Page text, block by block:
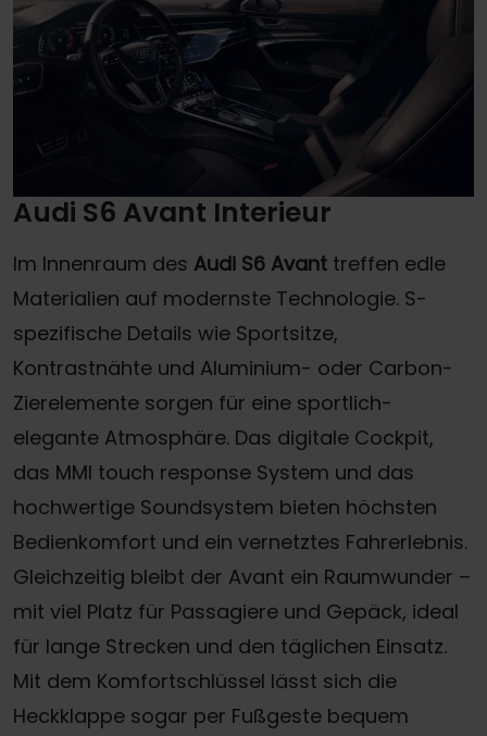
Audi S6 Avant Interieur
Im Innenraum des Audi S6 Avant treffen edle
Materialien auf modernste Technologie. S-
spezifische Details wie Sportsitze,
Kontrastnähte und Aluminium- oder Carbon-
Zierelemente sorgen für eine sportlich-
elegante Atmosphäre. Das digitale Cockpit,
das MMI touch response System und das
hochwertige Soundsystem bieten höchsten
Bedienkomfort und ein vernetztes Fahrerlebnis.
Gleichzeitig bleibt der Avant ein Raumwunder –
mit viel Platz für Passagiere und Gepäck, ideal
für lange Strecken und den täglichen Einsatz.
Mit dem Komfortschlüssel lässt sich die
Heckklappe sogar per Fußgeste bequem